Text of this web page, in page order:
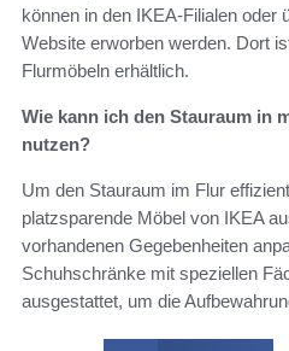
können in den IKEA-Filialen oder
Website erworben werden. Dort
Flurmöbeln erhältlich.
Wie kann ich den Stauraum in
nutzen?
Um den Stauraum im Flur
platzsparende Möbel von IKEA
vorhandenen Gegebenheiten
Schuhschränke mit speziellen
ausgestattet, um die